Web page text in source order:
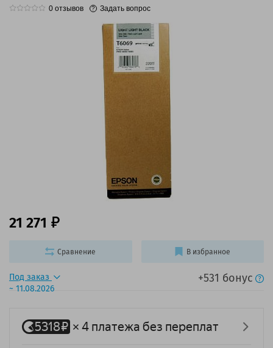
0 отзывов Задать вопрос
Под заказ
~ 11.08.2026
+531 бонус
21 271
Сравнение В избранное